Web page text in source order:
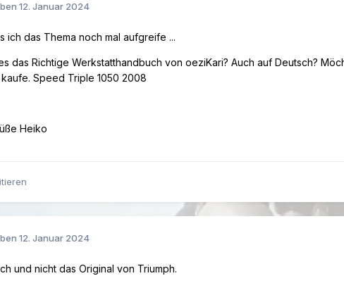
12. Januar 2024
ich das Thema noch mal aufgreife ...
das Richtige Werkstatthandbuch von oeziKari? Auch auf Deutsch?
Speed Triple 1050 2008
Heiko
12. Januar 2024
und nicht das Original von Triumph.